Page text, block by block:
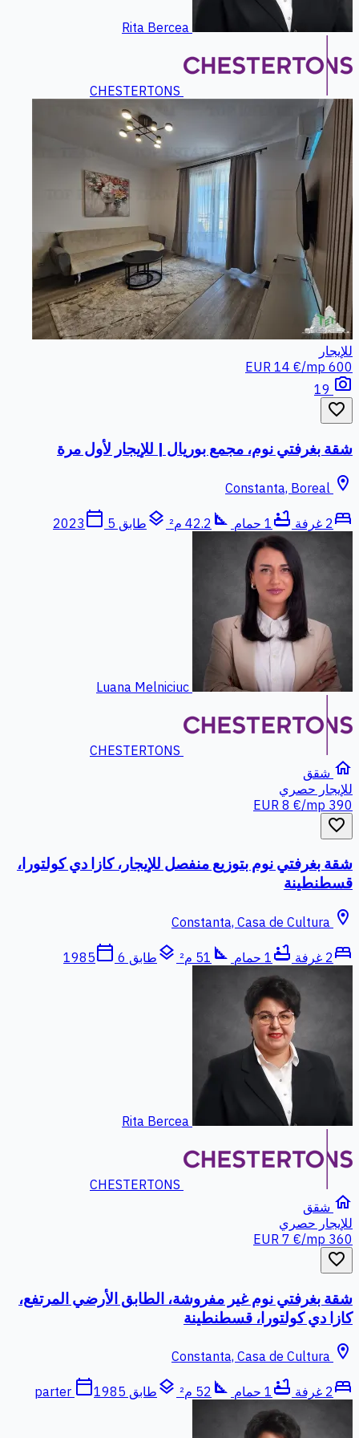
Rita Bercea
CHESTERTONS
للإيجار
600 EUR
14 €/mp
photo_camera
favorite_border
شقة بغرفتي نوم، مجمع بوريال | للإيجار لأول مرة
location_on
bed 2 غرفة bathtub 1 حمام square_foot 42.2 م² layers طابق 5 calendar_today
2023
Luana Melniciuc
CHESTERTONS
home شقق
للإيجار حصري
390 EUR
8 €/mp
favorite_border
شقة بغرفتي نوم بتوزيع منفصل للإيجار، كازا دي كولتورا،
قسطنطينة
location_on
bed 2 غرفة bathtub 1 حمام square_foot 51 م² layers طابق 6 calendar_today
1985
Rita Bercea
CHESTERTONS
home شقق
للإيجار حصري
360 EUR
7 €/mp
favorite_border
شقة بغرفتي نوم غير مفروشة، الطابق الأرضي المرتفع،
كازا دي كولتورا، قسطنطينة
location_on
bed2 غرفة bathtub 1 حمام square_foot 52 م² layers طابق parter calendar_today1985